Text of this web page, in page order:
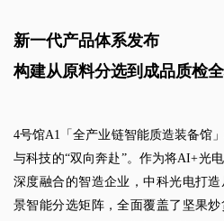
新一代产品体系发布
构建从原料分选到成品质检
4号馆A1「全产业链智能质造装备馆
与科技的“双向奔赴”。作为将AI+光
深度融合的智造企业，中科光电打
景智能分选矩阵，全面覆盖了坚果